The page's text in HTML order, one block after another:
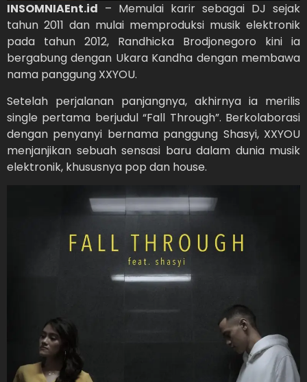
INSOMNIAEnt.id – Memulai karir sebagai DJ sejak
tahun 2011 dan mulai memproduksi musik elektronik
pada tahun 2012, Randhicka Brodjonegoro kini ia
bergabung dengan Ukara Kandha dengan membawa
nama panggung XXYOU.
Setelah perjalanan panjangnya, akhirnya ia merilis
single pertama berjudul “Fall Through”. Berkolaborasi
dengan penyanyi bernama panggung Shasyi, XXYOU
menjanjikan sebuah sensasi baru dalam dunia musik
elektronik, khususnya pop dan house.